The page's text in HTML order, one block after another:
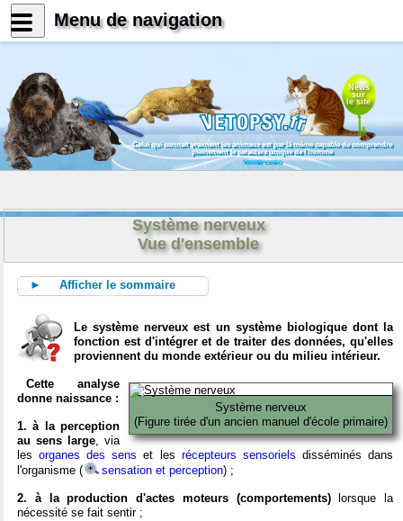
News
sur
le site
Celui qui connait vraiment les animaux est par là même capable de comprendre
pleinement le caractère unique de l'homme
Konrad Lorenz
Système nerveux
Vue d'ensemble
► Afficher le sommaire
Le système nerveux est un système biologique dont la
fonction est d'intégrer et de traiter des données, qu'elles
proviennent du monde extérieur ou du milieu intérieur.
Système nerveux
(Figure tirée d'un ancien manuel d'école primaire)
Cette analyse
donne naissance :
1. à la perception
au sens large, via
lesorganes des sens et les récepteurs sensoriels disséminés dans
l'organisme (
sensation et perception) ;
2. à la production d'actes moteurs (comportements)lorsque la
nécessité se fait sentir ;
Menu de navigation